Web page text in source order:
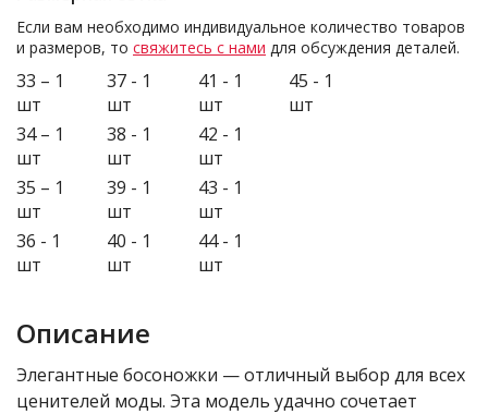
Если вам необходимо индивидуальное количество товаров
и размеров, то свяжитесь с нами для обсуждения деталей.
33 – 1
шт
34 – 1
шт
35 – 1
шт
36 - 1
шт
37 - 1
шт
38 - 1
шт
39 - 1
шт
40 - 1
шт
41 - 1
шт
42 - 1
шт
43 - 1
шт
44 - 1
шт
45 - 1
шт
Описание
Элегантные босоножки — отличный выбор для всех
ценителей моды. Эта модель удачно сочетает